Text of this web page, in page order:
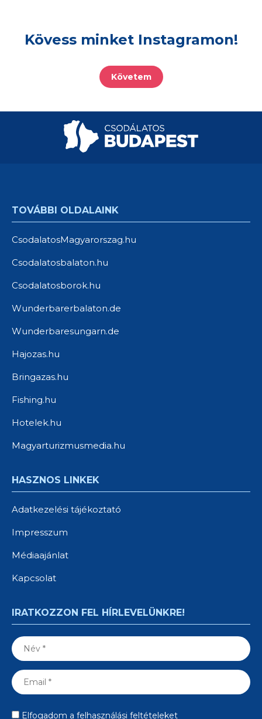
Kövess minket Instagramon!
Követem
TOVÁBBI OLDALAINK
CsodalatosMagyarorszag.hu
Csodalatosbalaton.hu
Csodalatosborok.hu
Wunderbarerbalaton.de
Wunderbaresungarn.de
Hajozas.hu
Bringazas.hu
Fishing.hu
Hotelek.hu
Magyarturizmusmedia.hu
HASZNOS LINKEK
Adatkezelési tájékoztató
Impresszum
Médiaajánlat
Kapcsolat
IRATKOZZON FEL HÍRLEVELÜNKRE!
Elfogadom a felhasználási feltételeket